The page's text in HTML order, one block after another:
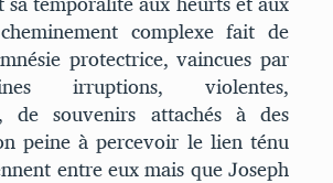
complexe fait de
protectrice, vaincues par
irruptions, violentes,
de souvenirs attachés à des
peine à percevoir le lien ténu
entre eux mais que Joseph